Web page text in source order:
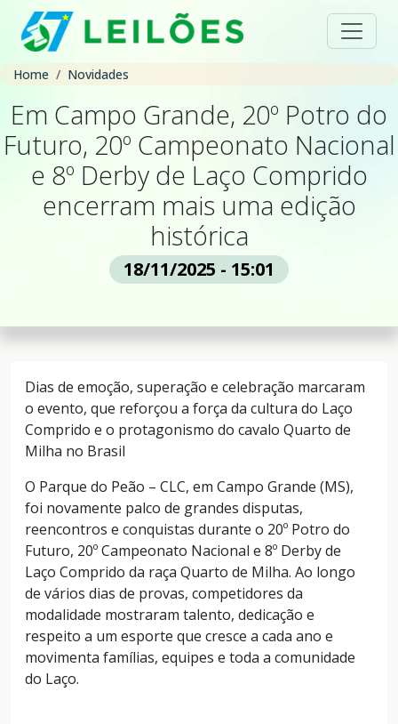
Home Novidades
Em Campo Grande, 20º Potro do
Futuro, 20º Campeonato Nacional
e 8º Derby de Laço Comprido
encerram mais uma edição
histórica
18/11/2025 - 15:01
Dias de emoção, superação e celebração marcaram
o evento, que reforçou a força da cultura do Laço
Comprido e o protagonismo do cavalo Quarto de
Milha no Brasil
O Parque do Peão – CLC, em Campo Grande (MS),
foi novamente palco de grandes disputas,
reencontros e conquistas durante o 20º Potro do
Futuro, 20º Campeonato Nacional e 8º Derby de
Laço Comprido da raça Quarto de Milha. Ao longo
de vários dias de provas, competidores da
modalidade mostraram talento, dedicação e
respeito a um esporte que cresce a cada ano e
movimenta famílias, equipes e toda a comunidade
do Laço.